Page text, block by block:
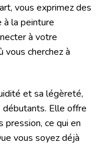
vous exprimez des
à la peinture
à votre
cherchez à
et sa légèreté,
Elle offre
pression, ce qui en
vous soyez déjà